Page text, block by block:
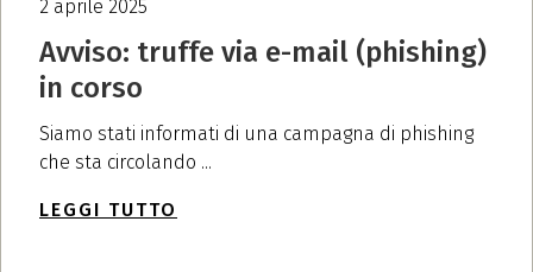
2 aprile 2025
Avviso: truffe via e-mail (phishing)
in corso
Siamo stati informati di una campagna di phishing
che sta circolando ...
LEGGI TUTTO